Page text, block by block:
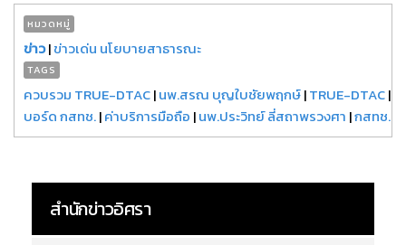
หมวดหมู่
ข่าว|ข่าวเด่น นโยบายสาธารณะ
TAGS
ควบรวม TRUE-DTAC|นพ.สรณ บุญใบชัยพฤกษ์|TRUE-DTAC|
บอร์ด กสทช.|ค่าบริการมือถือ |นพ.ประวิทย์ ลี่สถาพรวงศา |กสทช.
สำนักข่าวอิศรา